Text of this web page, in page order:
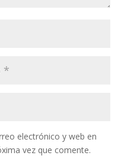
electrónico y web en
vez que comente.